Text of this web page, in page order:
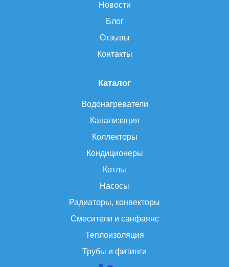
Каталог
Водонагреватели
Канализация
Коллекторы
Кондиционеры
Котлы
Насосы
Радиаторы, конвекторы
Смесители и санфаянс
Теплоизоляция
Трубы и фитинги
Новости
Блог
Отзывы
Контакты